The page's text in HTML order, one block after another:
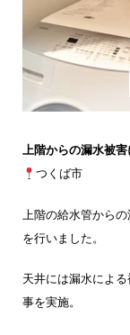
上階からの漏水被
つくば市
上階の給水管から
を行いました。
天井には漏水によ
事を実施。